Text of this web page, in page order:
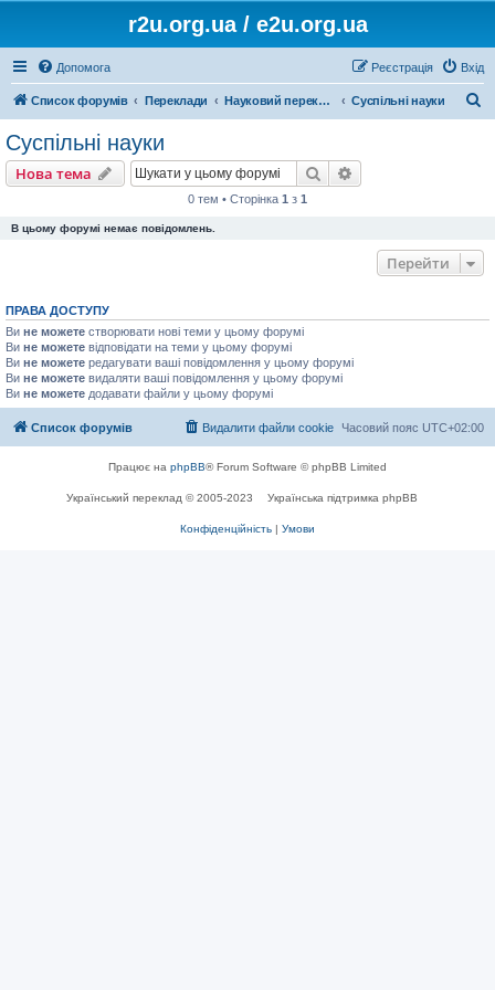
r2u.org.ua / e2u.org.ua
Допомога Вхід
Реєстрація
Список форумів Переклади Науковий переклад Суспільні науки
Суспільні науки
Нова тема Пошук
0 тем • Сторінка 1 з 1
В цьому форумі немає повідомлень.
Перейти
ПРАВА ДОСТУПУ
Ви не можете створювати нові теми у цьому форумі
Ви не можете відповідати на теми у цьому форумі
Ви не можете редагувати ваші повідомлення у цьому форумі
Ви не можете видаляти ваші повідомлення у цьому форумі
Ви не можете додавати файли у цьому форумі
Список форумів Часовий пояс UTC+02:00
Видалити файли cookie
Працює на phpBB® Forum Software © phpBB Limited
Український переклад © 2005-2023 Українська підтримка phpBB
Конфіденційність | Умови